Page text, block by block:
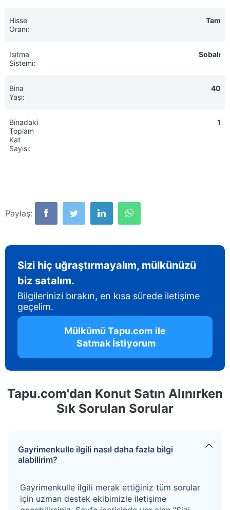
Hisse
Oranı:
Tam
Isıtma
Sistemi:
Sobalı
Bina
Yaşı:
40
Binadaki
Toplam
Kat
Sayısı:
1
Paylaş:
Sizi hiç uğraştırmayalım, mülkünüzü
biz satalım.
Bilgilerinizi bırakın, en kısa sürede iletişime
geçelim.
Mülkümü Tapu.com ile
Satmak İstiyorum
Tapu.com'dan Konut Satın Alınırken
Sık Sorulan Sorular
Gayrimenkulle ilgili nasıl daha fazla bilgi
alabilirim?
Gayrimenkulle ilgili merak ettiğiniz tüm sorular
için uzman destek ekibimizle iletişime